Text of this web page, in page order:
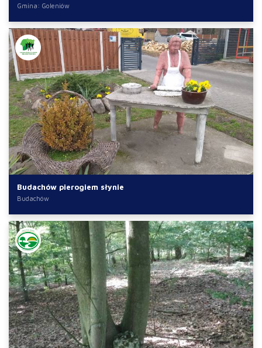
Gmina: Goleniów
Budachów pierogiem słynie
Budachów